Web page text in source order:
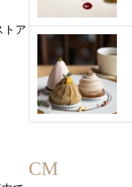
トア
CM